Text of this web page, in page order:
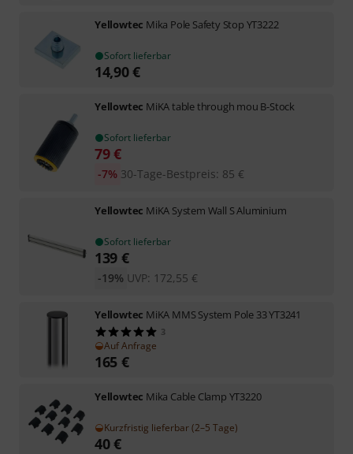
Yellowtec Mika Pole Safety Stop YT3222
Sofort lieferbar
14,90€
Yellowtec MiKA table through mou B-Stock
Sofort lieferbar
79€
30-Tage-Bestpreis: 85 €
-7%
Yellowtec MiKA System Wall S Aluminium
Sofort lieferbar
139 €
UVP: 172,55 €
-19%
Yellowtec MiKA MMS System Pole 33 YT3241
3
Auf Anfrage
165 €
Yellowtec Mika Cable Clamp YT3220
Kurzfristig lieferbar (2–5 Tage)
40€